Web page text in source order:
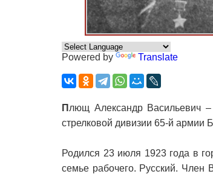
Powered by Translate
П лющ Александр Васильевич –
стрелковой дивизии 65-й армии
Родился 23 июля 1923 года в
семье рабочего. Русский.